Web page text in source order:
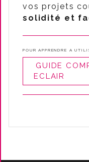
vos projets
solidité et
POUR APPRENDRE A
GUIDE
ECLAIR